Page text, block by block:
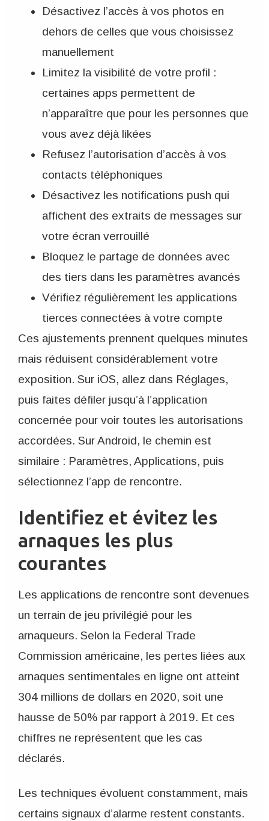
Désactivez l’accès à vos photos en
dehors de celles que vous choisissez
manuellement
Limitez la visibilité de votre profil :
certaines apps permettent de
n’apparaître que pour les personnes que
vous avez déjà likées
Refusez l’autorisation d’accès à vos
contacts téléphoniques
Désactivez les notifications push qui
affichent des extraits de messages sur
votre écran verrouillé
Bloquez le partage de données avec
des tiers dans les paramètres avancés
Vérifiez régulièrement les applications
tierces connectées à votre compte
Ces ajustements prennent quelques minutes
mais réduisent considérablement votre
exposition. Sur iOS, allez dans Réglages,
puis faites défiler jusqu’à l’application
concernée pour voir toutes les autorisations
accordées. Sur Android, le chemin est
similaire : Paramètres, Applications, puis
sélectionnez l’app de rencontre.
Identifiez et évitez les
arnaques les plus
courantes
Les applications de rencontre sont devenues
un terrain de jeu privilégié pour les
arnaqueurs. Selon la Federal Trade
Commission américaine, les pertes liées aux
arnaques sentimentales en ligne ont atteint
304 millions de dollars en 2020, soit une
hausse de 50% par rapport à 2019. Et ces
chiffres ne représentent que les cas
déclarés.
Les techniques évoluent constamment, mais
certains signaux d’alarme restent constants.